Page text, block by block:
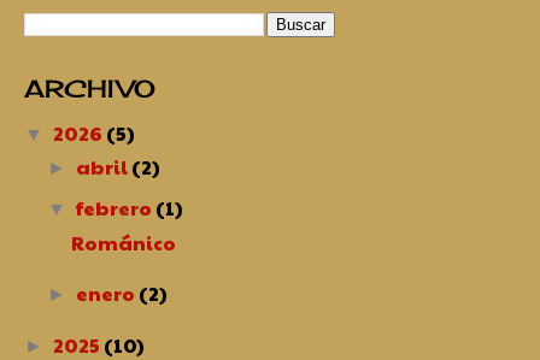
ARCHIVO
▼ 2026 (5)
► abril(2)
▼ febrero (1)
Románico
► enero (2)
► 2025 (10)